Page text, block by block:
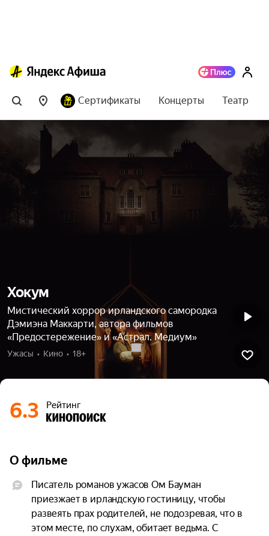
Сертификаты Концерты Театр
Хокум
Мистический хоррор ирландского самородка
Дэмиэна Маккарти, автора фильмов
«Предостережение» и «Астрал. Медиум»
Ужасы  •  Кино  •  18+
6.3 Рейтинг
О фильме
Писатель романов ужасов Ом Бауман
приезжает в ирландскую гостиницу, чтобы
развеять прах родителей, не подозревая, что в
этом месте, по слухам, обитает ведьма. С